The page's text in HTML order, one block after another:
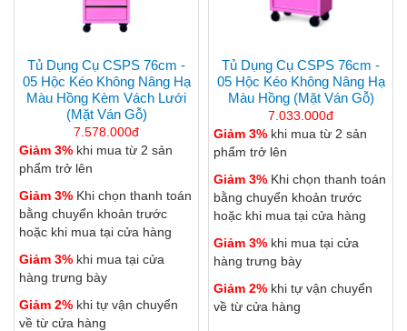
Tủ Dụng Cụ CSPS 76cm -
05 Hộc Kéo Không Nâng Hạ
Màu Hồng Kèm Vách Lưới
(mặt Ván Gỗ)
7.578.000đ
Giảm 3% khi mua từ 2 sản
phẩm trở lên
Giảm 3% Khi chọn thanh toán
bằng chuyển khoản trước
hoặc khi mua tại cửa hàng
Giảm 3% khi mua tại cửa
hàng trưng bày
Giảm 2% khi tự vận chuyển
về từ cửa hàng
Tủ Dụng Cụ CSPS 76cm -
05 Hộc Kéo Không Nâng Hạ
Màu Hồng (mặt Ván Gỗ)
7.033.000đ
Giảm 3% khi mua từ 2 sản
phẩm trở lên
Giảm 3% Khi chọn thanh toán
bằng chuyển khoản trước
hoặc khi mua tại cửa hàng
Giảm 3% khi mua tại cửa
hàng trưng bày
Giảm 2% khi tự vận chuyển
về từ cửa hàng